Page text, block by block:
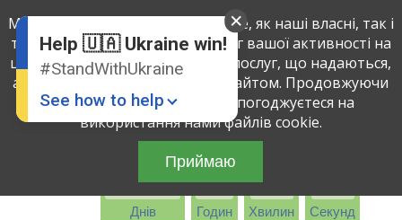
Ukrainian
-1403
Днів
-8
Годин
12
Хвилин
Секунд
Help 🇺🇦 Ukraine win!
#StandWithUkraine
See how to help
Ми використовуємо файли cookie, як наші власні, так і
третіх осіб, щоб визначити обсяг вашої активності на
цьому сайті і поліпшити якість послуг, що надаються,
аналізуючи вашу взаємодію з сайтом. Продовжуючи
використовувати сайт, ви погоджуєтеся на
використання нами файлів cookie.
Приймаю